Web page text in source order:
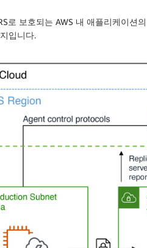
로 보호되는 AWS 내 애플리케이션
입니다.